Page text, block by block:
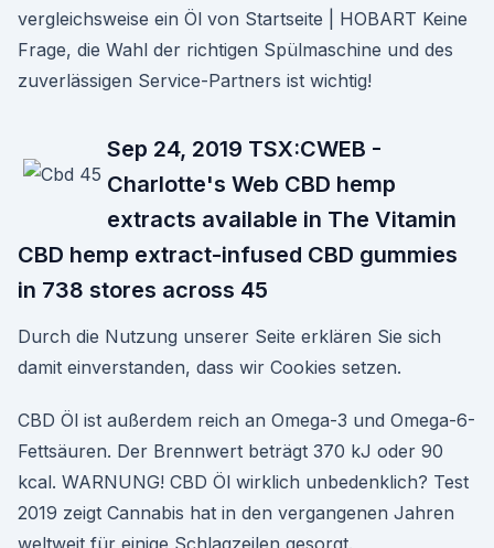
vergleichsweise ein Öl von Startseite | HOBART Keine
Frage, die Wahl der richtigen Spülmaschine und des
zuverlässigen Service-Partners ist wichtig!
Sep 24, 2019 TSX:CWEB -
Charlotte's Web CBD hemp
extracts available in The Vitamin
CBD hemp extract-infused CBD gummies
in 738 stores across 45
Durch die Nutzung unserer Seite erklären Sie sich
damit einverstanden, dass wir Cookies setzen.
CBD Öl ist außerdem reich an Omega-3 und Omega-6-
Fettsäuren. Der Brennwert beträgt 370 kJ oder 90
kcal. WARNUNG! CBD Öl wirklich unbedenklich? Test
2019 zeigt Cannabis hat in den vergangenen Jahren
weltweit für einige Schlagzeilen gesorgt.